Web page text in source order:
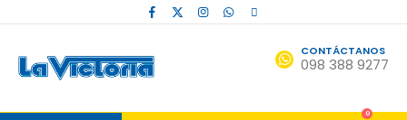
CONTÁCTANOS
098 388 9277
0